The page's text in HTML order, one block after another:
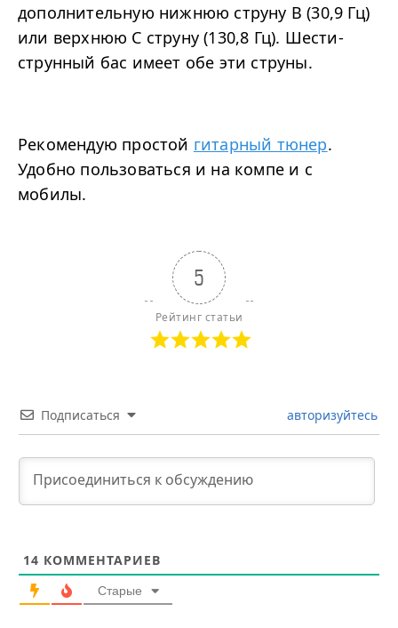
дополнительную нижнюю струну B (30,9 Гц)
или верхнюю C струну (130,8 Гц). Шести-
струнный бас имеет обе эти струны.
Рекомендую простой гитарный тюнер.
Удобно пользоваться и на компе и с
мобилы.
5
Рейтинг статьи
Подписаться авторизуйтесь
14 КОММЕНТАРИЕВ
Старые